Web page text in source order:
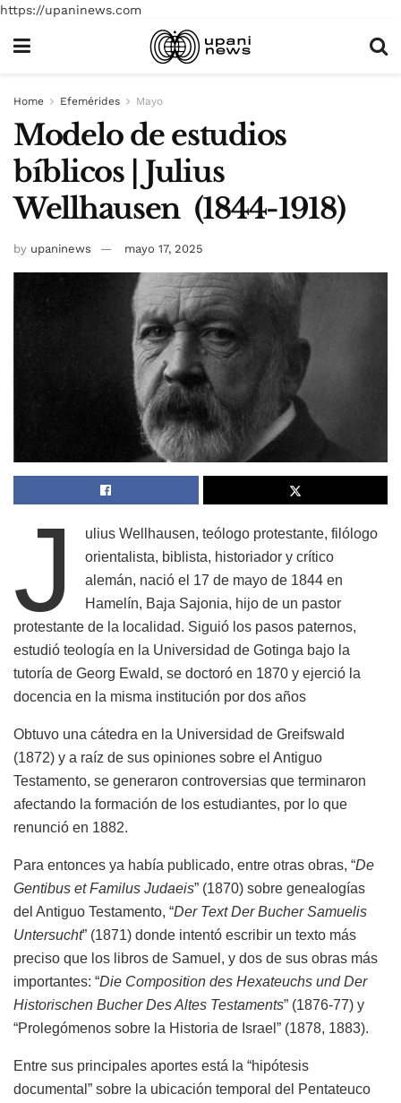
https://upaninews.com
Home Efemérides Mayo
Modelo de estudios
bíblicos | Julius
Wellhausen (1844-1918)
by upaninews mayo 17, 2025
J
ulius Wellhausen, teólogo protestante, filólogo
orientalista, biblista, historiador y crítico
alemán, nació el 17 de mayo de 1844 en
Hamelín, Baja Sajonia, hijo de un pastor
protestante de la localidad. Siguió los pasos paternos,
estudió teología en la Universidad de Gotinga bajo la
tutoría de Georg Ewald, se doctoró en 1870 y ejerció la
docencia en la misma institución por dos años
Obtuvo una cátedra en la Universidad de Greifswald
(1872) y a raíz de sus opiniones sobre el Antiguo
Testamento, se generaron controversias que terminaron
afectando la formación de los estudiantes, por lo que
renunció en 1882.
Para entonces ya había publicado, entre otras obras, “De
Gentibus et Familus Judaeis” (1870) sobre genealogías
del Antiguo Testamento, “Der Text Der Bucher Samuelis
Untersucht” (1871) donde intentó escribir un texto más
preciso que los libros de Samuel, y dos de sus obras más
importantes: “Die Composition des Hexateuchs und Der
Historischen Bucher Des Altes Testaments” (1876-77) y
“Prolegómenos sobre la Historia de Israel” (1878, 1883).
Entre sus principales aportes está la “hipótesis
documental” sobre la ubicación temporal del Pentateuco